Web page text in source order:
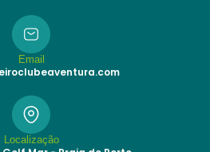
Email
Localização